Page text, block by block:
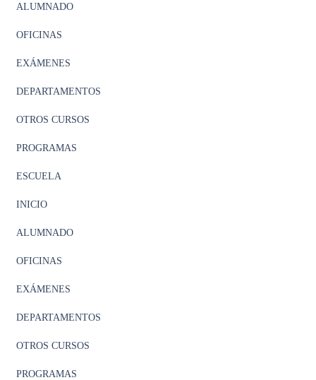
ALUMNADO
OFICINAS
EXÁMENES
DEPARTAMENTOS
OTROS CURSOS
PROGRAMAS
ESCUELA
INICIO
ALUMNADO
OFICINAS
EXÁMENES
DEPARTAMENTOS
OTROS CURSOS
PROGRAMAS